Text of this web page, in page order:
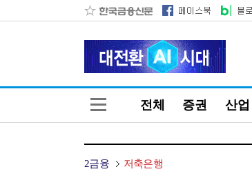
전체 증권 산업
2금융 저축은행